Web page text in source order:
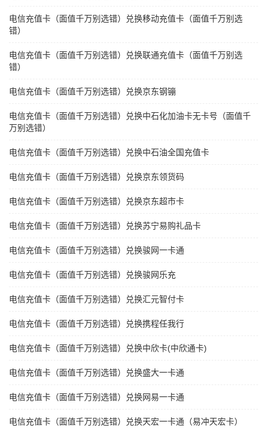
电信充值卡（面值千万别选错）兑换移动充值卡（面值千万别选
错）
电信充值卡（面值千万别选错）兑换联通充值卡（面值千万别选
错）
电信充值卡（面值千万别选错）兑换京东钢镚
电信充值卡（面值千万别选错）兑换中石化加油卡无卡号（面值千
万别选错）
电信充值卡（面值千万别选错）兑换中石油全国充值卡
电信充值卡（面值千万别选错）兑换京东领货码
电信充值卡（面值千万别选错）兑换京东超市卡
电信充值卡（面值千万别选错）兑换苏宁易购礼品卡
电信充值卡（面值千万别选错）兑换骏网一卡通
电信充值卡（面值千万别选错）兑换骏网乐充
电信充值卡（面值千万别选错）兑换汇元智付卡
电信充值卡（面值千万别选错）兑换携程任我行
电信充值卡（面值千万别选错）兑换中欣卡(中欣通卡)
电信充值卡（面值千万别选错）兑换盛大一卡通
电信充值卡（面值千万别选错）兑换网易一卡通
电信充值卡（面值千万别选错）兑换天宏一卡通（易冲天宏卡）